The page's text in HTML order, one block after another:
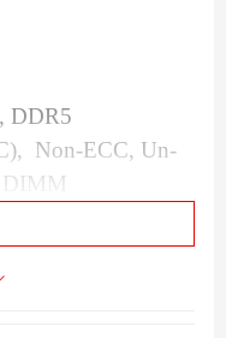
DDR5
Non-ECC, Un-
DIMM